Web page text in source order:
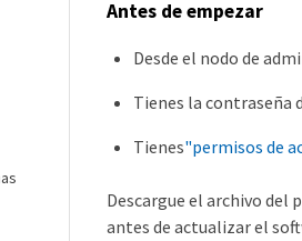
Antes de empezar
Desde el nodo de
Tienes la contraseña
Tienes"permisos de
Descargue el archivo del
antes de actualizar el